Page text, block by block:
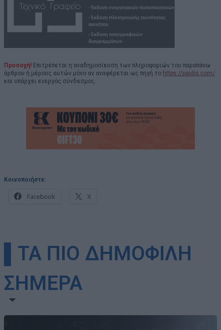
Προσοχή! Επιτρέπεται η αναδημοσίευση των πληροφοριών του παραπάνω
άρθρου ή μέρους αυτών μόνο αν αναφέρεται ως πηγή το https://paidis.com/
και υπάρχει ενεργός σύνδεσμος.
Κοινοποιήστε:
Facebook X
▌ΤΑ ΠΙΟ ΔΗΜΟΦΙΛΗ
ΣΗΜΕΡΑ